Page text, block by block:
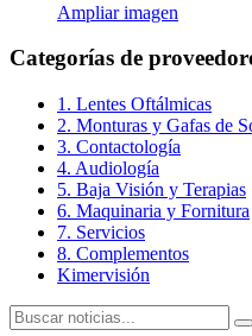
Ampliar imagen
Categorías de
1. Lentes Oftálmicas
2. Monturas y Gafas de
3. Contactología
4. Audiología
5. Baja Visión y Terapias
6. Maquinaria y Fornitura
7. Servicios
8. Complementos
Kimervisión